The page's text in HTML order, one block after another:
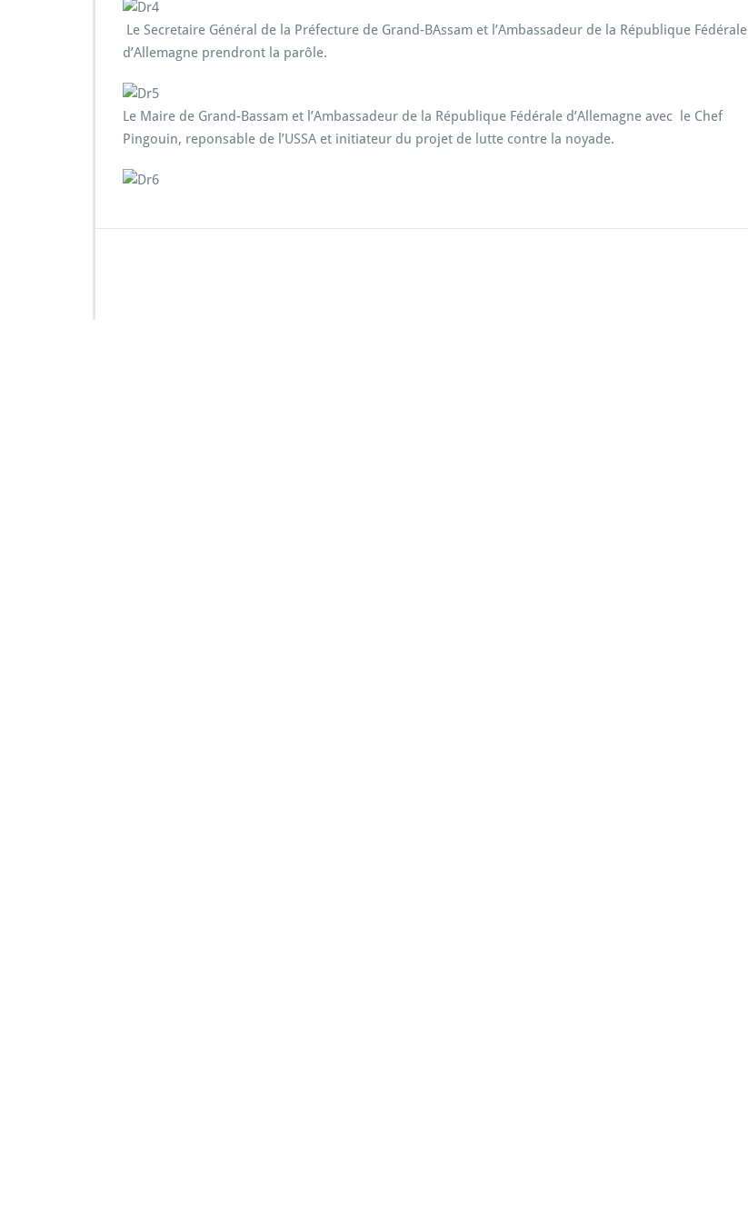
Le Secretaire Général de la Préfecture de Grand-BAssam et l’Ambassadeur de la République Fédérale
d’Allemagne prendront la parôle.
Le Maire de Grand-Bassam et l’Ambassadeur de la République Fédérale d’Allemagne avec le Chef
Pingouin, reponsable de l’USSA et initiateur du projet de lutte contre la noyade.